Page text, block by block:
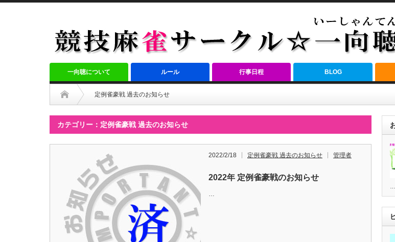
一向聴について ルール 行事日程 BLOG
定例雀豪戦 過去のお知らせ
カテゴリー：定例雀豪戦 過去のお知らせ
2022/2/18 定例雀豪戦 過去のお知らせ 管理者
2022年 定例雀豪戦のお知らせ
…